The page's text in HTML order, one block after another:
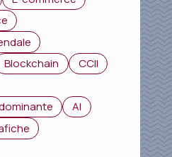
Blockchain
CCII
AI